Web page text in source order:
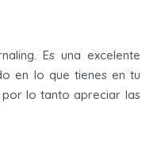
Es una excelente
en lo que tienes en tu
lo tanto apreciar las